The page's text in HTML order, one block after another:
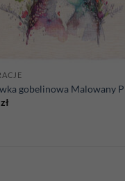
gobelinowa Malowany
zł